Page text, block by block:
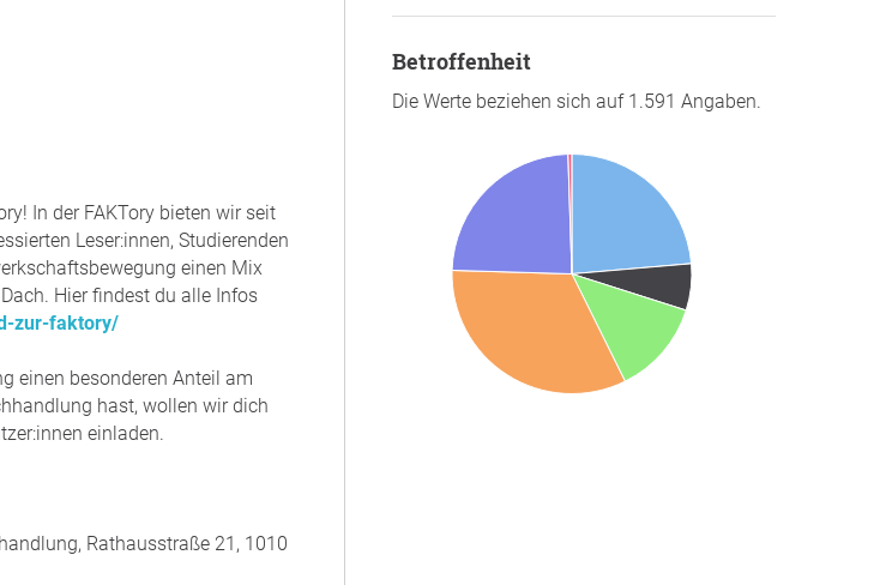
In der FAKTory bieten wir seit
Leser:innen, Studierenden
einen Mix
Hier findest du alle Infos
zur-faktory/
einen besonderen Anteil am
hast, wollen wir dich
einladen.
Rathausstraße 21, 1010
Betroffenheit
Die Werte beziehen sich auf 1.591 Angaben.